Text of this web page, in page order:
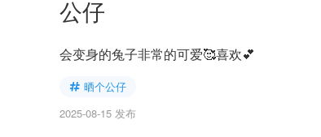
公仔
会变身的兔子非常的可爱🥰喜欢💕
晒个公仔
2025-08-15 发布